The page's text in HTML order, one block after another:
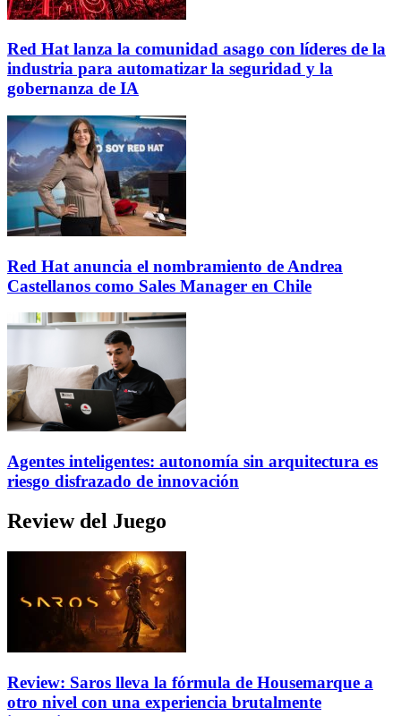
Red Hat lanza la comunidad asago con líderes de la
industria para automatizar la seguridad y la
gobernanza de IA
Red Hat anuncia el nombramiento de Andrea
Castellanos como Sales Manager en Chile
Agentes inteligentes: autonomía sin arquitectura es
riesgo disfrazado de innovación
Review del Juego
Review: Saros lleva la fórmula de Housemarque a
otro nivel con una experiencia brutalmente